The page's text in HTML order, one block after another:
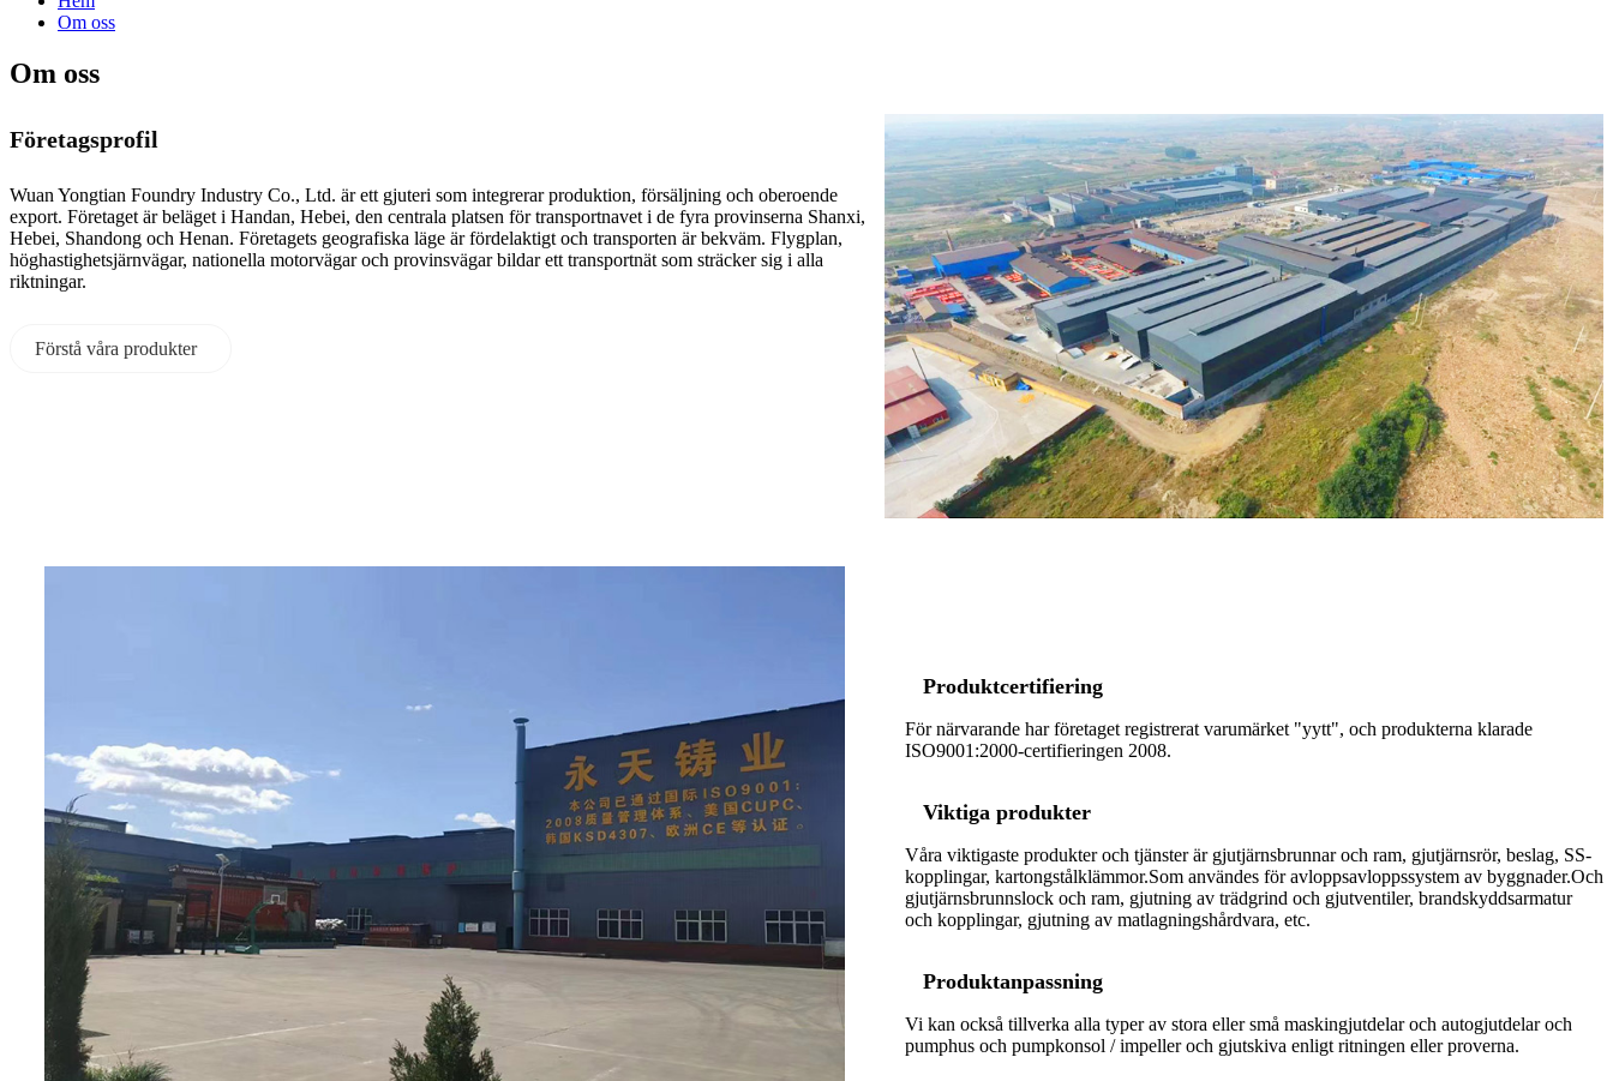
Om oss
Om oss
Företagsprofil
Wuan Yongtian Foundry Industry Co., Ltd. är ett gjuteri som integrerar produktion, försäljning och oberoende
export. Företaget är beläget i Handan, Hebei, den centrala platsen för transportnavet i de fyra provinserna Shanxi,
Hebei, Shandong och Henan. Företagets geografiska läge är fördelaktigt och transporten är bekväm. Flygplan,
höghastighetsjärnvägar, nationella motorvägar och provinsvägar bildar ett transportnät som sträcker sig i alla
riktningar.
Förstå våra produkter
Produktcertifiering
För närvarande har företaget registrerat varumärket "yytt", och produkterna klarade
ISO9001:2000-certifieringen 2008.
Viktiga produkter
Våra viktigaste produkter och tjänster är gjutjärnsbrunnar och ram, gjutjärnsrör, beslag, SS-
kopplingar, kartongstålklämmor.Som användes för avloppsavloppssystem av byggnader.Och
gjutjärnsbrunnslock och ram, gjutning av trädgrind och gjutventiler, brandskyddsarmatur
och kopplingar, gjutning av matlagningshårdvara, etc.
Produktanpassning
Vi kan också tillverka alla typer av stora eller små maskingjutdelar och autogjutdelar och
pumphus och pumpkonsol / impeller och gjutskiva enligt ritningen eller proverna.